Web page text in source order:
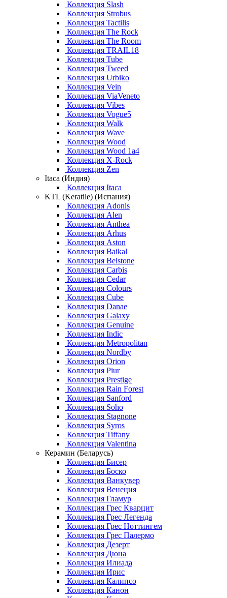
Коллекция Slash
Коллекция Strobus
Коллекция Tactilis
Коллекция The Rock
Коллекция The Room
Коллекция TRAIL18
Коллекция Tube
Коллекция Tweed
Коллекция Urbiko
Коллекция Vein
Коллекция ViaVeneto
Коллекция Vibes
Коллекция Vogue5
Коллекция Walk
Коллекция Wave
Коллекция Wood
Коллекция Wood 1a4
Коллекция X-Rock
Коллекция Zen
Itaca (Индия)
Коллекция Itaca
KTL (Keratile) (Испания)
Коллекция Adonis
Коллекция Alen
Коллекция Anthea
Коллекция Arhus
Коллекция Aston
Коллекция Baikal
Коллекция Belstone
Коллекция Carbis
Коллекция Cedar
Коллекция Colours
Коллекция Cube
Коллекция Danae
Коллекция Galaxy
Коллекция Genuine
Коллекция Indic
Коллекция Metropolitan
Коллекция Nordby
Коллекция Orion
Коллекция Piur
Коллекция Prestige
Коллекция Rain Forest
Коллекция Sanford
Коллекция Soho
Коллекция Stagnone
Коллекция Syros
Коллекция Tiffany
Коллекция Valentina
Керамин (Беларусь)
Коллекция Бисер
Коллекция Боско
Коллекция Ванкувер
Коллекция Венеция
Коллекция Гламур
Коллекция Грес Кварцит
Коллекция Грес Легенда
Коллекция Грес Ноттингем
Коллекция Грес Палермо
Коллекция Дезерт
Коллекция Дюна
Коллекция Илиада
Коллекция Ирис
Коллекция Калипсо
Коллекция Канон